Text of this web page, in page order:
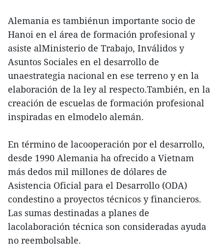
Alemania es tambiénun importante socio de
Hanoi en el área de formación profesional y
asiste alMinisterio de Trabajo, Inválidos y
Asuntos Sociales en el desarrollo de
unaestrategia nacional en ese terreno y en la
elaboración de la ley al respecto.También, en la
creación de escuelas de formación profesional
inspiradas en elmodelo alemán.
En término de lacooperación por el desarrollo,
desde 1990 Alemania ha ofrecido a Vietnam
más dedos mil millones de dólares de
Asistencia Oficial para el Desarrollo (ODA)
condestino a proyectos técnicos y financieros.
Las sumas destinadas a planes de
lacolaboración técnica son consideradas ayuda
no reembolsable.